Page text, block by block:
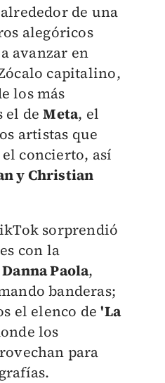
de una
alegóricos
avanzar en
capitalino,
los más
el deMeta, el
artistas que
concierto, así
y Christian
sorprendió
con la
Danna Paola,
banderas;
el elenco de'La
los
para